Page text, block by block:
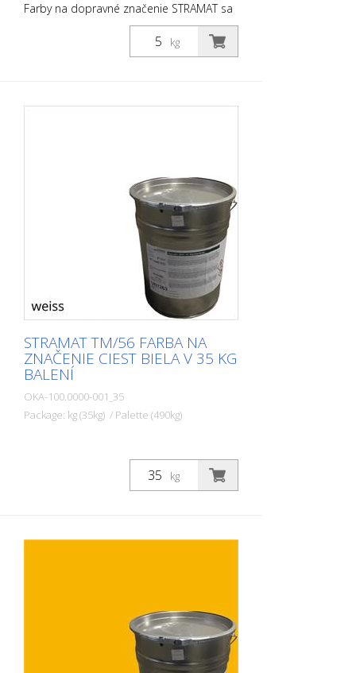
Farby na dopravné značenie STRAMAT sa
používajú najmä na asfaltové alebo
betónové povrchy, na okrajové a stredové
čiary, parkovacie miesta, dopravné
kg
STRAMAT TM/56 FARBA NA
ZNAČENIE CIEST BIELA V 35 KG
BALENÍ
OKA-100.0000-001_35
Package: kg (35kg) / Palette (490kg)
kg